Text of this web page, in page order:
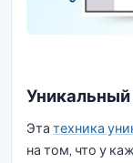
Эта техника
на том, что у